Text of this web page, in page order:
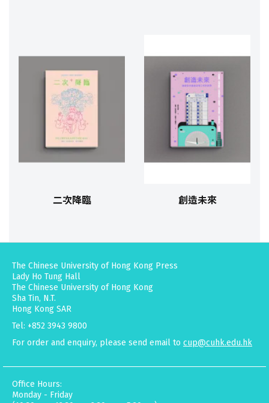
二次降臨 創造未來
The Chinese University of Hong Kong Press
Lady Ho Tung Hall
The Chinese University of Hong Kong
Sha Tin, N.T.
Hong Kong SAR
Tel: +852 3943 9800
For order and enquiry, please send email to cup@cuhk.edu.hk
Office Hours:
Monday - Friday